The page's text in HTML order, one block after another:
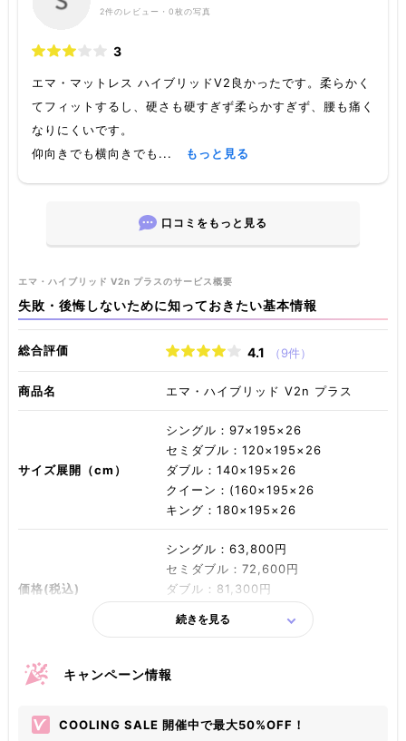
2件のレビュー・ 0枚の写真
3
エマ・マットレス ハイブリッドV2良かったです。柔らかく
てフィットするし、硬さも硬すぎず柔らかすぎず、腰も痛く
なりにくいです。
仰向きでも横向きでも...
もっと見る
口コミをもっと見る
エマ・ハイブリッド V2n プラスのサービス概要
失敗・後悔しないために知っておきたい基本情報
総合評価 4.1 （9件）
商品名 エマ・ハイブリッド V2n プラス
サイズ展開（cm）
シングル：97×195×26
セミダブル：120×195×26
ダブル：140×195×26
クイーン：(160×195×26
キング：180×195×26
価格(税込)
シングル：63,800円
セミダブル：72,600円
ダブル：81,300円
キング：98,800円
シングル：約17.5kg
クイーン：約28.5kg
続きを見る
キャンペーン情報
COOLING SALE 開催中で最大50%OFF！